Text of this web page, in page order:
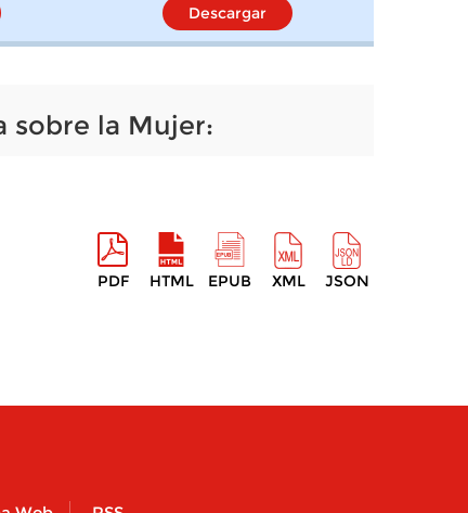
Descargar
sobre la Mujer:
PDF HTML EPUB XML JSON